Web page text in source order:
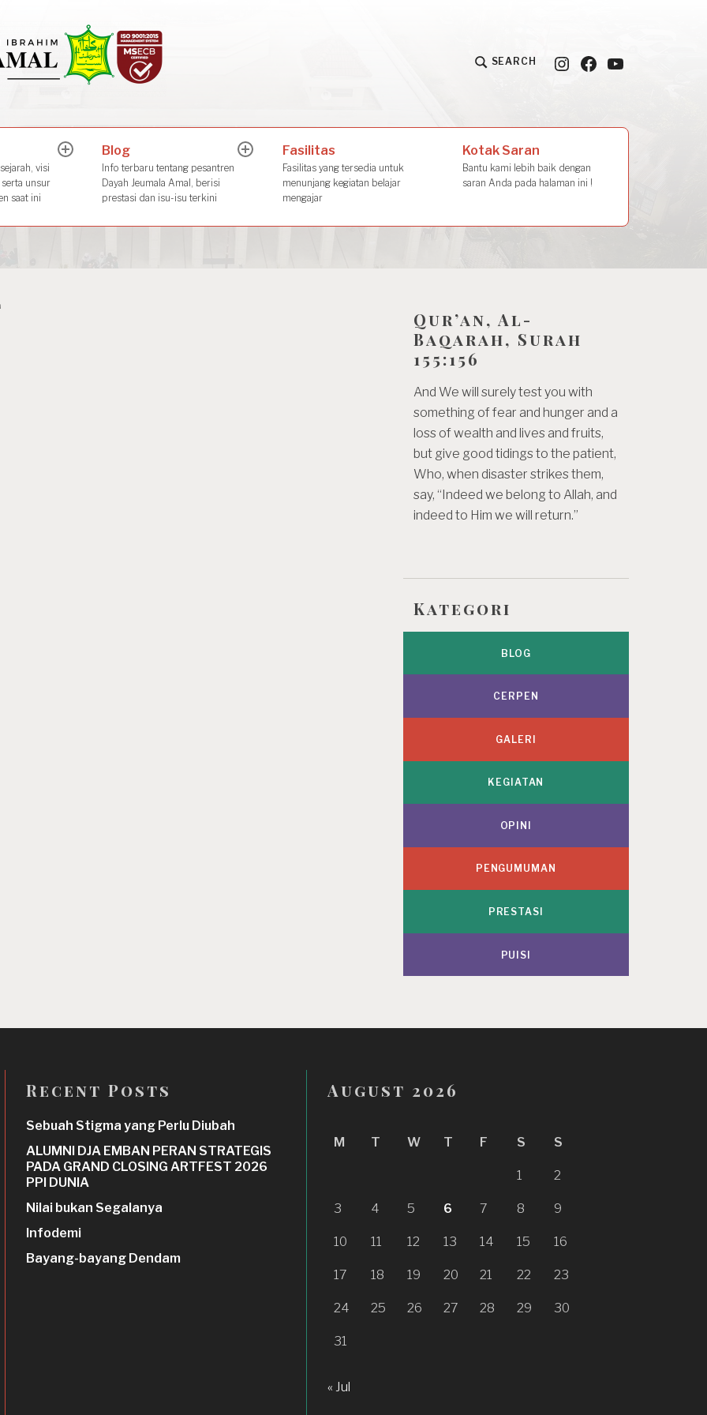
SEARCH Instagram
FacebookYouTube
visi
serta unsur
saat ini
expandBlog
Info terbaru tentang pesantren
Dayah Jeumala Amal, berisi
prestasi dan isu-isu terkini
expandFasilitas
Fasilitas yang tersedia untuk
menunjang kegiatan belajar
mengajar
Kotak Saran
Bantu kami lebih baik dengan
saran Anda pada halaman ini !
Qur’an, Al-
Baqarah, Surah
155:156
And We will surely test you with
something of fear and hunger and a
loss of wealth and lives and fruits,
but give good tidings to the patient,
Who, when disaster strikes them,
say, “Indeed we belong to Allah, and
indeed to Him we will return.”
Kategori
BLOG
CERPEN
GALERI
KEGIATAN
OPINI
PENGUMUMAN
PRESTASI
PUISI
Recent Posts
Sebuah Stigma yang Perlu Diubah
ALUMNI DJA EMBAN PERAN STRATEGIS
PADA GRAND CLOSING ARTFEST 2026
PPI DUNIA
Nilai bukan Segalanya
Infodemi
Bayang-bayang Dendam
August 2026
M T W T F S S
1 2
3 4 5 6 7 8 9
10 11 12 13 14 15 16
17 18 19 20 21 22 23
24 25 26 27 28 29 30
31
« Jul